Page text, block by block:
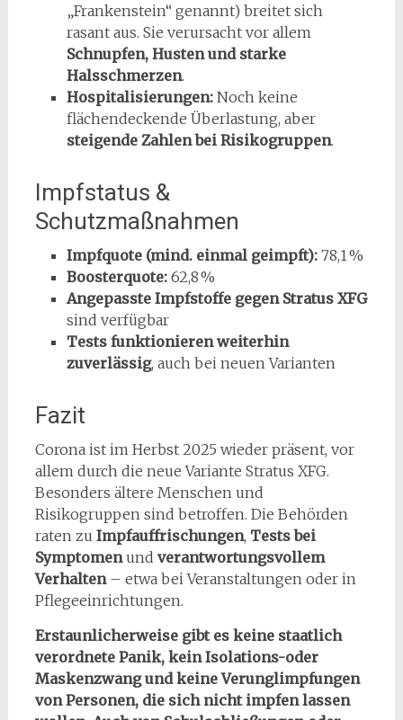
„Frankenstein“ genannt) breitet sich
rasant aus. Sie verursacht vor allem
Schnupfen, Husten und starke
Halsschmerzen.
Hospitalisierungen:Noch keine
flächendeckende Überlastung, aber
steigende Zahlen bei Risikogruppen.
Impfstatus &
Schutzmaßnahmen
Impfquote (mind. einmal geimpft):78,1 %
Boosterquote:62,8 %
Angepasste Impfstoffe gegen Stratus XFG
sind verfügbar
Tests funktionieren weiterhin
zuverlässig, auch bei neuen Varianten
Fazit
Corona ist im Herbst 2025 wieder präsent, vor
allem durch die neue Variante Stratus XFG.
Besonders ältere Menschen und
Risikogruppen sind betroffen. Die Behörden
raten zu Impfauffrischungen, Tests bei
Symptomenund verantwortungsvollem
Verhalten– etwa bei Veranstaltungen oder in
Pflegeeinrichtungen.
Erstaunlicherweise gibt es keine staatlich
verordnete Panik, kein Isolations-oder
Maskenzwang und keine Verunglimpfungen
von Personen, die sich nicht impfen lassen